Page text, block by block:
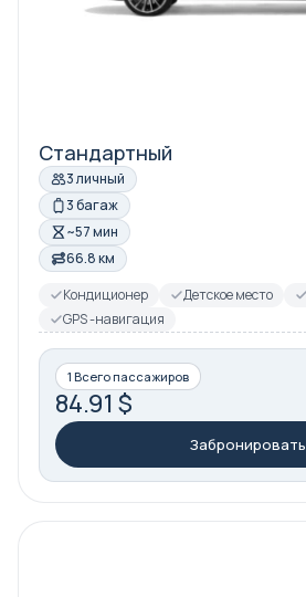
Стандартный
3 личный
3 багаж
~57 мин
66.8 км
Кондиционер
Детское место
GPS -навигация
1 Всего пассажиров
84.91 $
Забронировать